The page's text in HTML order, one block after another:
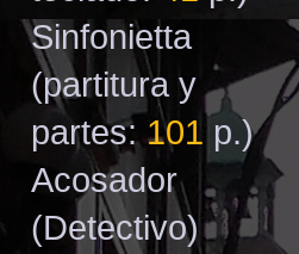
Sinfonietta
(partitura y
partes:101 p.)
Acosador
(Detectivo)